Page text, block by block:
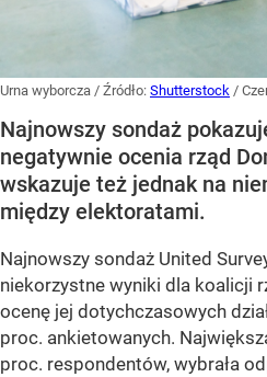
Urna wyborcza / Źródło: Shutterstock /
Najnowszy sondaż
negatywnie ocenia rząd
wskazuje też jednak na
między elektoratami.
Najnowszy sondaż United
niekorzystne wyniki dla koalicji
ocenę jej dotychczasowych
proc. ankietowanych.
proc. respondentów, wybrała